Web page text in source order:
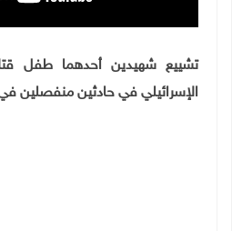
تشييع شهيدين أحدهما طفل
الإسرائيلي في حادثين منفصلين